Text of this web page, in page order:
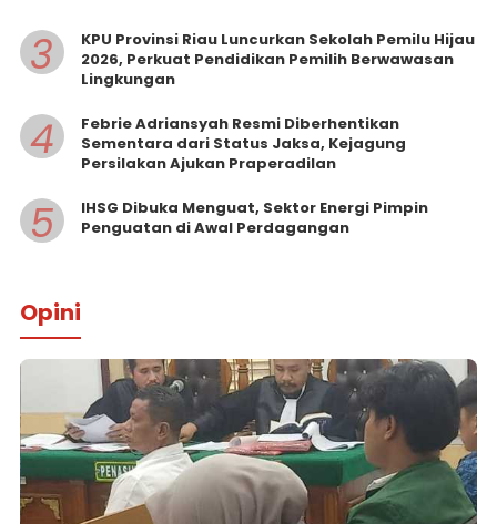
3
KPU Provinsi Riau Luncurkan Sekolah Pemilu Hijau
2026, Perkuat Pendidikan Pemilih Berwawasan
Lingkungan
4
Febrie Adriansyah Resmi Diberhentikan
Sementara dari Status Jaksa, Kejagung
Persilakan Ajukan Praperadilan
5
IHSG Dibuka Menguat, Sektor Energi Pimpin
Penguatan di Awal Perdagangan
Opini